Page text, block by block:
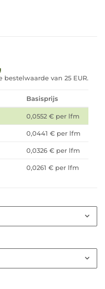
van 25 EUR.
Basisprijs
0,0552 € per lfm
0,0441 € per lfm
0,0326 € per lfm
0,0261 € per lfm